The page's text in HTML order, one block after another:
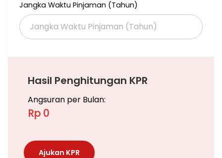
Jangka Waktu Pinjaman (Tahun)
Hasil Penghitungan KPR
Angsuran per Bulan:
Rp 0
Ajukan KPR